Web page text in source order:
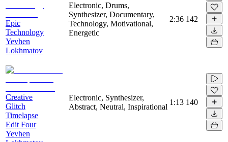
Epic
Technology
Yevhen
Lokhmatov
Electronic, Drums,
Synthesizer, Documentary,
Technology, Motivational,
Energetic
2:36 142
Creative
Glitch
Timelapse
Edit Four
Yevhen
Electronic, Synthesizer,
Abstract, Neutral, Inspirational
1:13 140